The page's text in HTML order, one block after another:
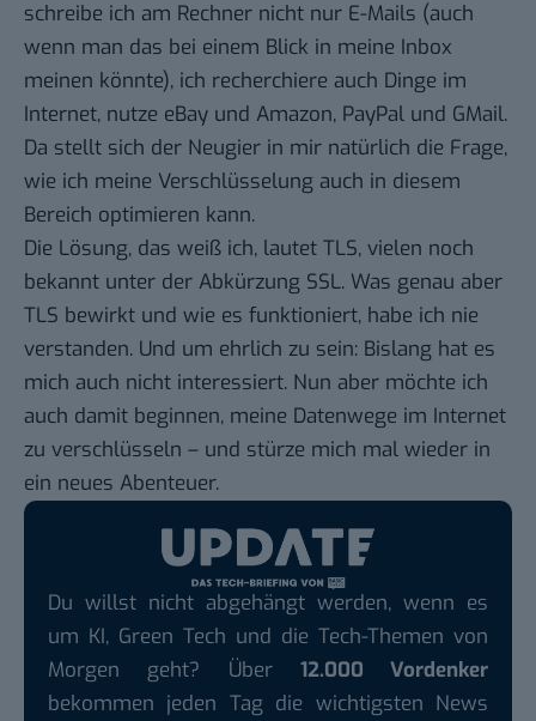
schreibe ich am Rechner nicht nur E-Mails (auch
wenn man das bei einem Blick in meine Inbox
meinen könnte), ich recherchiere auch Dinge im
Internet, nutze eBay und Amazon, PayPal und GMail.
Da stellt sich der Neugier in mir natürlich die Frage,
wie ich meine Verschlüsselung auch in diesem
Bereich optimieren kann.
Die Lösung, das weiß ich, lautet TLS, vielen noch
bekannt unter der Abkürzung SSL. Was genau aber
TLS bewirkt und wie es funktioniert, habe ich nie
verstanden. Und um ehrlich zu sein: Bislang hat es
mich auch nicht interessiert. Nun aber möchte ich
auch damit beginnen, meine Datenwege im Internet
zu verschlüsseln – und stürze mich mal wieder in
ein neues Abenteuer.
Du willst nicht abgehängt werden, wenn es
um KI, Green Tech und die Tech-Themen von
Morgen geht? Über 12.000 Vordenker
bekommen jeden Tag die wichtigsten News